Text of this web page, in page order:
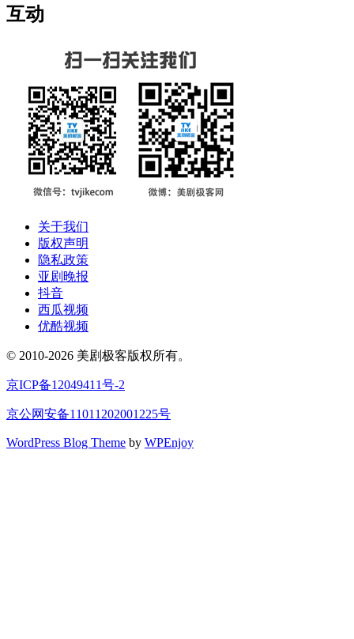
互动
关于我们
版权声明
隐私政策
亚剧晚报
抖音
西瓜视频
优酷视频
© 2010-2026 美剧极客版权所有。
京ICP备12049411号-2
京公网安备11011202001225号
WordPress Blog Theme by WPEnjoy